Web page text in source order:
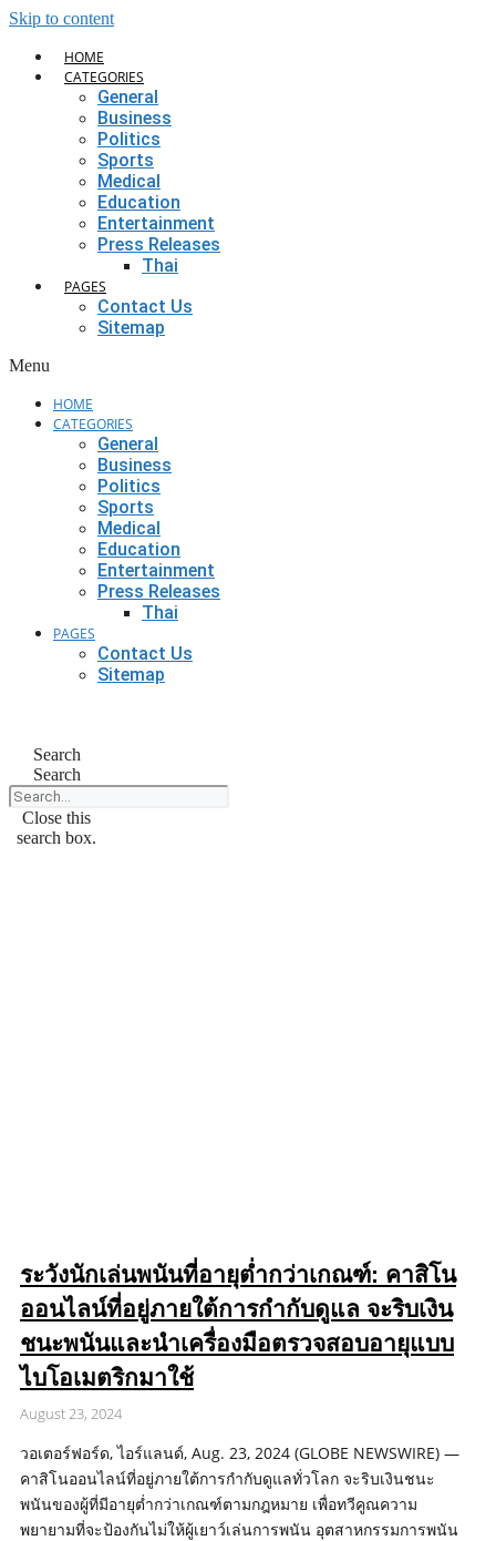
Skip to content
HOME
CATEGORIES
General
Business
Politics
Sports
Medical
Education
Entertainment
Press Releases
Thai
PAGES
Contact Us
Sitemap
Menu
HOME
CATEGORIES
General
Business
Politics
Sports
Medical
Education
Entertainment
Press Releases
Thai
PAGES
Contact Us
Sitemap
Search
Search
Close this
search box.
ระวังนักเล่นพนันที่อายุต่ำกว่าเกณฑ์: คาสิโน
ออนไลน์ที่อยู่ภายใต้การกำกับดูแล จะริบเงิน
ชนะพนันและนำเครื่องมือตรวจสอบอายุแบบ
ไบโอเมตริกมาใช้
August 23, 2024
วอเตอร์ฟอร์ด, ไอร์แลนด์, Aug. 23, 2024 (GLOBE NEWSWIRE) —
คาสิโนออนไลน์ที่อยู่ภายใต้การกำกับดูแลทั่วโลก จะริบเงินชนะ
พนันของผู้ที่มีอายุต่ำกว่าเกณฑ์ตามกฎหมาย เพื่อทวีคูณความ
พยายามที่จะป้องกันไม่ให้ผู้เยาว์เล่นการพนัน อุตสาหกรรมการพนัน